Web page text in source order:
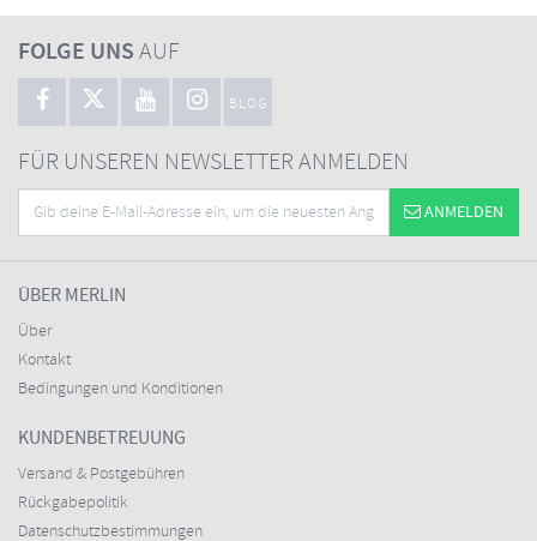
FOLGE UNSAUF
BLOG
FÜR UNSEREN NEWSLETTER ANMELDEN
ANMELDEN
ÜBER MERLIN
Über
Kontakt
Bedingungen und Konditionen
KUNDENBETREUUNG
Versand & Postgebühren
Rückgabepolitik
Datenschutzbestimmungen